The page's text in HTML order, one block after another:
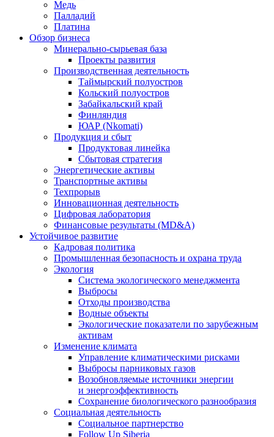
Медь
Палладий
Платина
Обзор бизнеса
Минерально-сырьевая база
Проекты развития
Производственная деятельность
Таймырский полуостров
Кольский полуостров
Забайкальский край
Финляндия
ЮАР (Nkomati)
Продукция и сбыт
Продуктовая линейка
Сбытовая стратегия
Энергетические активы
Транспортные активы
Техпрорыв
Инновационная деятельность
Цифровая лаборатория
Финансовые результаты (MD&A)
Устойчивое развитие
Кадровая политика
Промышленная безопасность и охрана труда
Экология
Система экологического менеджмента
Выбросы
Отходы производства
Водные объекты
Экологические показатели по зарубежным
активам
Изменение климата
Управление климатическими рисками
Выбросы парниковых газов
Возобновляемые источники энергии
и энергоэффективность
Сохранение биологического разнообразия
Социальная деятельность
Социальное партнерство
Follow Up Siberia